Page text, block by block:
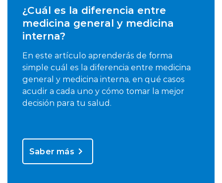
¿Cuál es la diferencia entre
medicina general y medicina
interna?
En este artículo aprenderás de forma
simple cuál es la diferencia entre medicina
general y medicina interna, en qué casos
acudir a cada uno y cómo tomar la mejor
decisión para tu salud.
Saber más